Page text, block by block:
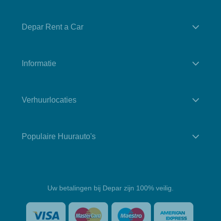
Depar Rent a Car
Informatie
Verhuurlocaties
Populaire Huurauto's
Uw betalingen bij Depar zijn 100% veilig.